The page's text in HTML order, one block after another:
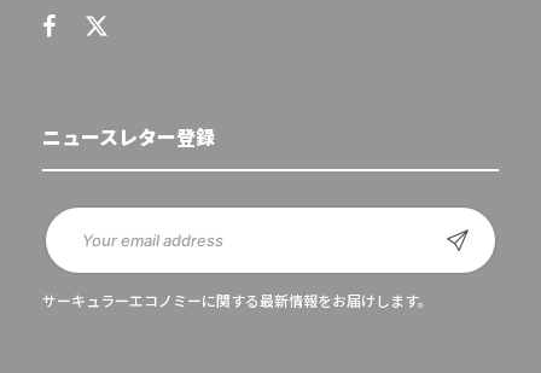
ニュースレター登録
サーキュラーエコノミーに関する最新情報をお届けします。